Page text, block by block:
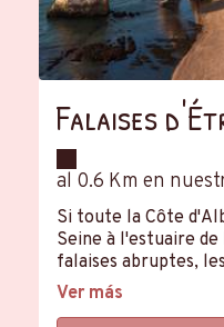
Falaises
al 0.6 Km en
Si toute la Côte
Seine à l'estuaire
falaises abruptes,
plus connues et les
Ver más